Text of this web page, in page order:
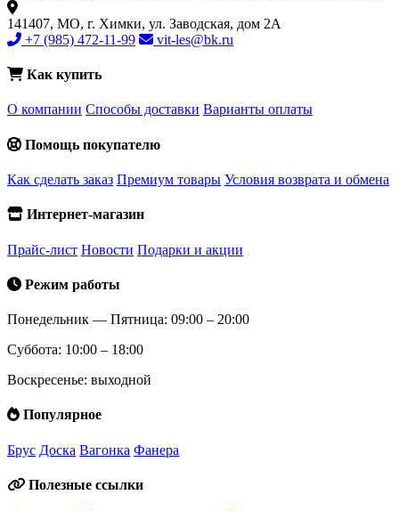
141407, МО, г. Химки, ул. Заводская, дом 2А
+7 (985) 472-11-99
vit-les@bk.ru
Как купить
О компании Способы доставки Варианты оплаты
Помощь покупателю
Как сделать заказ Премиум товары Условия возврата и обмена
Интернет-магазин
Прайс-лист Новости Подарки и акции
Режим работы
Понедельник — Пятница: 09:00 – 20:00
Суббота: 10:00 – 18:00
Воскресенье: выходной
Популярное
Брус Доска Вагонка Фанера
Полезные ссылки